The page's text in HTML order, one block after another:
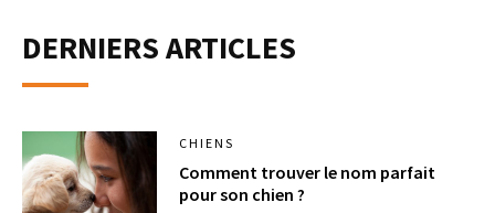
DERNIERS ARTICLES
CHIENS
Comment trouver le nom parfait
pour son chien ?